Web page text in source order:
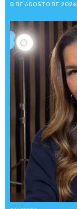
8 DE AGOSTO DE 2026